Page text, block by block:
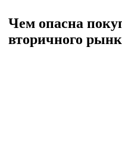
Чем опасна
вторичного